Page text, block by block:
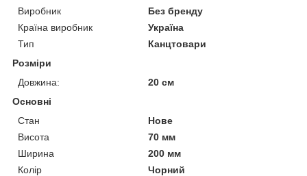
Виробник
Без бренду
Країна виробник
Україна
Тип
Канцтовари
Розміри
Довжина:
20 см
Основні
Стан
Нове
Висота
70 мм
Ширина
200 мм
Колір
Чорний